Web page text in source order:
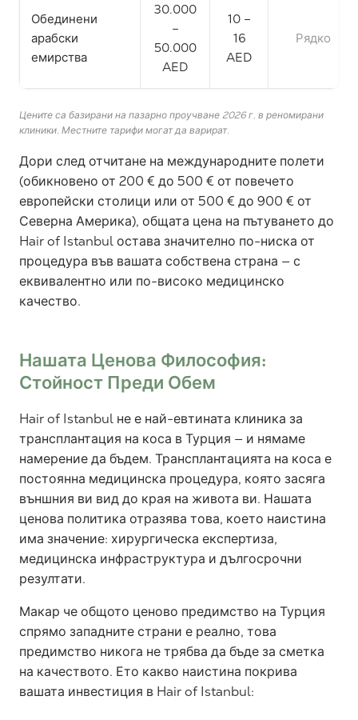
Обединени
арабски
емирства
30.000
–
50.000
AED
10 –
16
AED
Рядко
Цените са базирани на пазарно проучване 2026 г. в реномирани
клиники. Местните тарифи могат да варират.
Дори след отчитане на международните полети
(обикновено от 200 € до 500 € от повечето
европейски столици или от 500 € до 900 € от
Северна Америка), общата цена на пътуването до
Hair of Istanbul остава значително по-ниска от
процедура във вашата собствена страна — с
еквивалентно или по-високо медицинско
качество.
Нашата Ценова Философия:
Стойност Преди Обем
Hair of Istanbul не е най-евтината клиника за
трансплантация на коса в Турция — и нямаме
намерение да бъдем. Трансплантацията на коса е
постоянна медицинска процедура, която засяга
външния ви вид до края на живота ви. Нашата
ценова политика отразява това, което наистина
има значение: хирургическа експертиза,
медицинска инфраструктура и дългосрочни
резултати.
Макар че общото ценово предимство на Турция
спрямо западните страни е реално, това
предимство никога не трябва да бъде за сметка
на качеството. Ето какво наистина покрива
вашата инвестиция в Hair of Istanbul: